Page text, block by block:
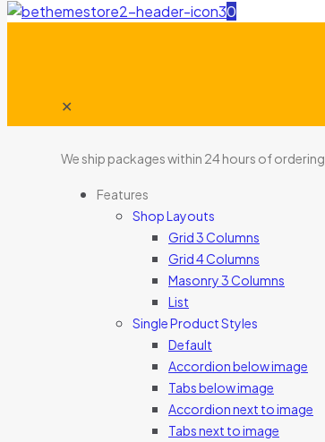
0
✕
We ship packages within 24 hours of ordering
Features
Shop Layouts
Grid 3 Columns
Grid 4 Columns
Masonry 3 Columns
List
Single Product Styles
Default
Accordion below image
Tabs below image
Accordion next to image
Tabs next to image